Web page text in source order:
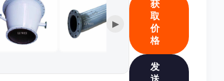
▶
获
取
价
格
发
送